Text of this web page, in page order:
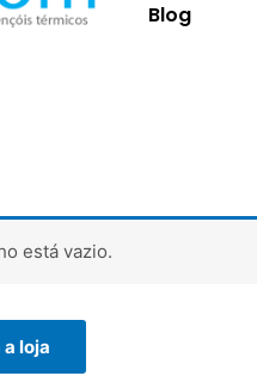
Blog
está vazio.
loja